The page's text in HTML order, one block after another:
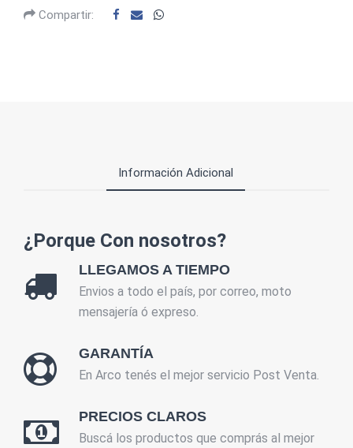
Compartir:
Información Adicional
¿Porque Con nosotros?
LLEGAMOS A TIEMPO
Envios a todo el país, por correo, moto
mensajería ó expreso.
GARANTÍA
En Arco tenés el mejor servicio Post Venta.
PRECIOS CLAROS
Buscá los productos que comprás al mejor